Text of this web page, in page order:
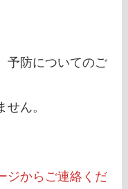
予防についてのご
ん。
ジからご連絡くだ